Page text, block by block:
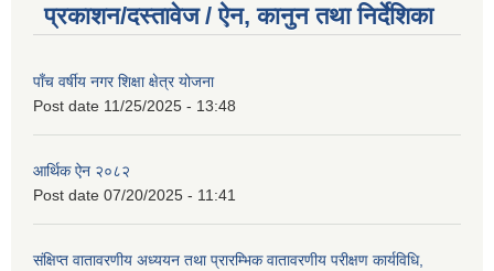
प्रकाशन/दस्तावेज / ऐन, कानुन तथा निर्देशिका
पाँच वर्षीय नगर शिक्षा क्षेत्र योजना
Post date 11/25/2025 - 13:48
आर्थिक ऐन २०८२
Post date 07/20/2025 - 11:41
संक्षिप्त वातावरणीय अध्ययन तथा प्रारम्भिक वातावरणीय परीक्षण कार्यविधि,